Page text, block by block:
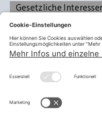
Gesetzliche
Zentralausschüsse
Fachausschüsse
Der Benutzer wurde